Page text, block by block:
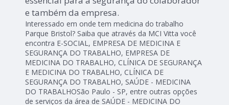
e também da empresa.
Interessado em onde tem medicina do trabalho
Parque Bristol? Saiba que através da MCI Vitta você
encontra E-SOCIAL, EMPRESA DE MEDICINA E
SEGURANÇA DO TRABALHO, EMPRESA DE
MEDICINA DO TRABALHO, CLÍNICA DE SEGURANÇA
E MEDICINA DO TRABALHO, CLÍNICA DE
SEGURANÇA DO TRABALHO, SAÚDE - MEDICINA
DO TRABALHOSão Paulo - SP, entre outras opções
de serviços da área de SAÚDE - MEDICINA DO